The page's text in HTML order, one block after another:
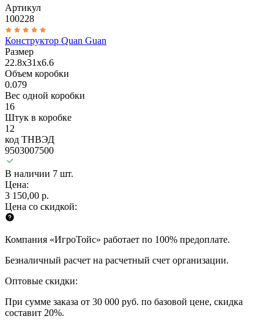
Артикул
100228
Конструктор Quan Guan
Размер
22.8x31x6.6
Объем коробки
0.079
Вес одной коробки
16
Штук в коробке
12
код ТНВЭД
9503007500
В наличии 7 шт.
Цена:
3 150,00 р.
Цена со скидкой:
Компания «ИгроТойс» работает по 100% предоплате.
Безналичный расчет на расчетный счет организации.
Оптовые скидки:
При сумме заказа от 30 000 руб. по базовой цене, скидка
составит 20%.